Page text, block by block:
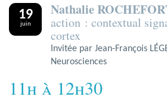
19
juin
Nathalie
action : contextual
cortex
Invitée par Jean-François
Neurosciences
11h à 12h30